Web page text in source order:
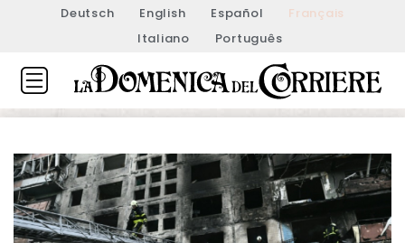
Deutsch English Español
Français
Italiano
Português